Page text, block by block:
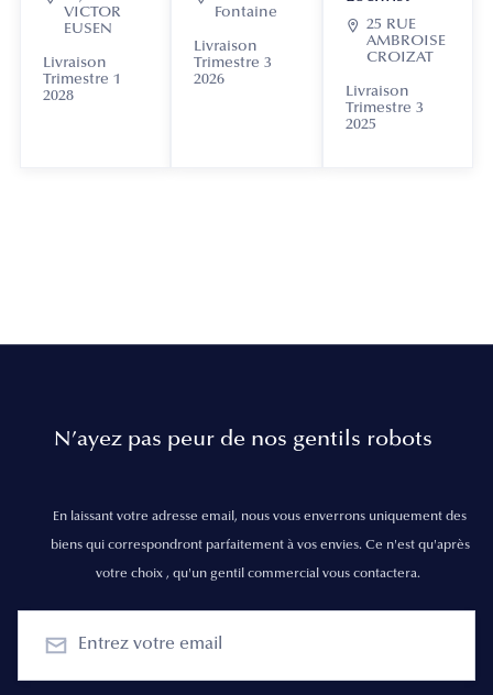
VICTOR
EUSEN
Livraison
Trimestre 1
2028
Fontaine
Livraison
Trimestre 3
2026
 25 RUE
AMBROISE
CROIZAT
Livraison
Trimestre 3
2025
N’ayez pas peur de nos gentils robots
En laissant votre adresse email, nous vous enverrons uniquement des
biens qui correspondront parfaitement à vos envies. Ce n'est qu'après
votre choix , qu'un gentil commercial vous contactera.